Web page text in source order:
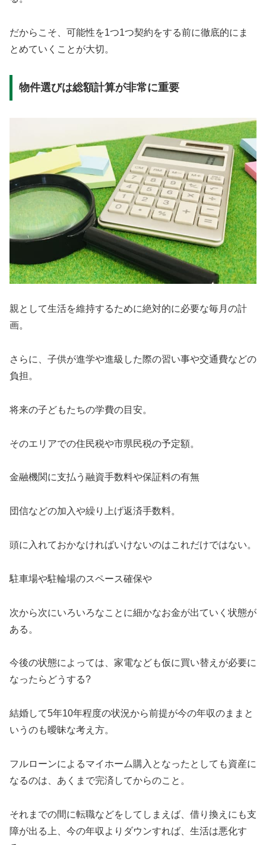
だからこそ、可能性を1つ1つ契約をする前に徹底的にま
とめていくことが大切。
物件選びは総額計算が非常に重要
親として生活を維持するために絶対的に必要な毎月の計
画。
さらに、子供が進学や進級した際の習い事や交通費などの
負担。
将来の子どもたちの学費の目安。
そのエリアでの住民税や市県民税の予定額。
金融機関に支払う融資手数料や保証料の有無
団信などの加入や繰り上げ返済手数料。
頭に入れておかなければいけないのはこれだけではない。
駐車場や駐輪場のスペース確保や
次から次にいろいろなことに細かなお金が出ていく状態が
ある。
今後の状態によっては、家電なども仮に買い替えが必要に
なったらどうする?
結婚して5年10年程度の状況から前提が今の年収のままと
いうのも曖昧な考え方。
フルローンによるマイホーム購入となったとしても資産に
なるのは、あくまで完済してからのこと。
それまでの間に転職などをしてしまえば、借り換えにも支
障が出る上、今の年収よりダウンすれば、生活は悪化す